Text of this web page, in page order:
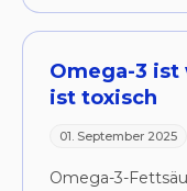
Omega-3 ist
ist toxisch
01. September 2025
Omega-3-